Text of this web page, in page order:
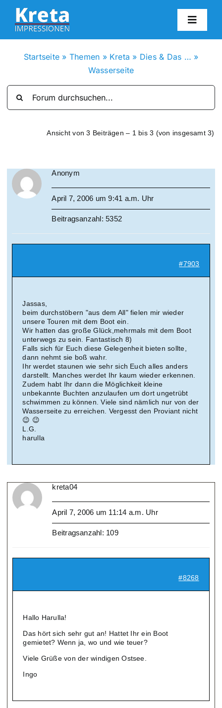
Zum
Inhalt
springen
Suche
Startseite » Themen » Kreta » Dies & Das … »
Wasserseite
Ansicht von 3 Beiträgen – 1 bis 3 (von insgesamt 3)
Anonym
April 7, 2006 um 9:41 a.m. Uhr
Beitragsanzahl: 5352
#7903
Jassas,
beim durchstöbern "aus dem All" fielen mir wieder
unsere Touren mit dem Boot ein.
Wir hatten das große Glück,mehrmals mit dem Boot
unterwegs zu sein. Fantastisch 8)
Falls sich für Euch diese Gelegenheit bieten sollte,
dann nehmt sie boß wahr.
Ihr werdet staunen wie sehr sich Euch alles anders
darstellt. Manches werdet Ihr kaum wieder erkennen.
Zudem habt Ihr dann die Möglichkeit kleine
unbekannte Buchten anzulaufen um dort ungetrübt
schwimmen zu können. Viele sind nämlich nur von der
Wasserseite zu erreichen. Vergesst den Proviant nicht
😉 😉
L.G.
harulla
kreta04
April 7, 2006 um 11:14 a.m. Uhr
Beitragsanzahl: 109
#8268
Hallo Harulla!
Das hört sich sehr gut an! Hattet Ihr ein Boot
gemietet? Wenn ja, wo und wie teuer?
Viele Grüße von der windigen Ostsee.
Ingo